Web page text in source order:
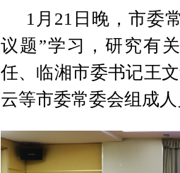
1月21日晚，市委
议题”学习，研究有
任、临湘市委书记王
云等市委常委会组成